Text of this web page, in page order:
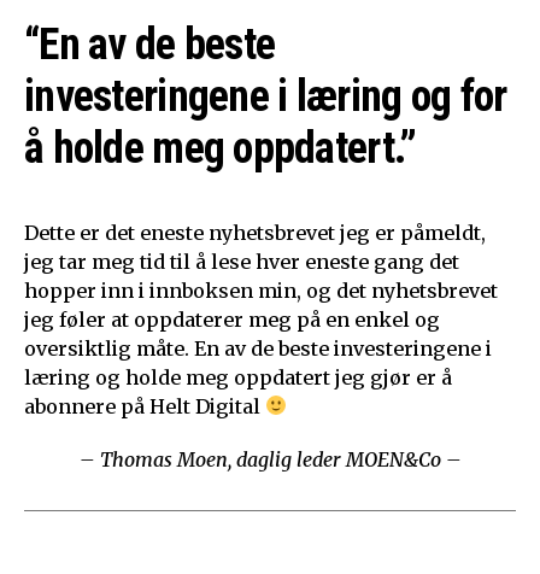
“En av de beste
investeringene i læring og for
å holde meg oppdatert.”
Dette er det eneste nyhetsbrevet jeg er påmeldt,
jeg tar meg tid til å lese hver eneste gang det
hopper inn i innboksen min, og det nyhetsbrevet
jeg føler at oppdaterer meg på en enkel og
oversiktlig måte. En av de beste investeringene i
læring og holde meg oppdatert jeg gjør er å
abonnere på Helt Digital
– Thomas Moen, daglig leder MOEN&Co –